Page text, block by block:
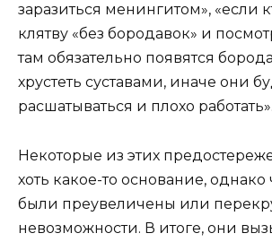
заразиться менингитом», «если
клятву «без бородавок» и
там обязательно появятся
хрустеть суставами, иначе они
расшатываться и плохо работать».
Некоторые из этих
хоть какое-то основание, однако
были преувеличены или
невозможности. В итоге, они